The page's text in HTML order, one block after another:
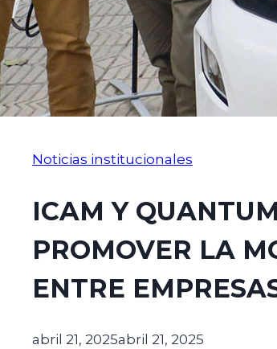
Noticias institucionales
ICAM Y
PROMOVER LA
ENTRE
abril 21, 2025abril 21, 2025